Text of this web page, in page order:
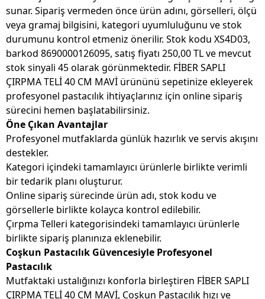
sunar. Sipariş vermeden önce ürün adını, görselleri, ölçü
veya gramaj bilgisini, kategori uyumluluğunu ve stok
durumunu kontrol etmeniz önerilir. Stok kodu XS4D03,
barkod 8690000126095, satış fiyatı 250,00 TL ve mevcut
stok sinyali 45 olarak görünmektedir. FİBER SAPLI
ÇIRPMA TELİ 40 CM MAVİ ürününü sepetinize ekleyerek
profesyonel pastacılık ihtiyaçlarınız için online sipariş
sürecini hemen başlatabilirsiniz.
Öne Çıkan Avantajlar
Profesyonel mutfaklarda günlük hazırlık ve servis akışını
destekler.
Kategori içindeki tamamlayıcı ürünlerle birlikte verimli
bir tedarik planı oluşturur.
Online sipariş sürecinde ürün adı, stok kodu ve
görsellerle birlikte kolayca kontrol edilebilir.
Çırpma Telleri kategorisindeki tamamlayıcı ürünlerle
birlikte sipariş planınıza eklenebilir.
Coşkun Pastacılık Güvencesiyle Profesyonel
Pastacılık
Mutfaktaki ustalığınızı konforla birleştiren FİBER SAPLI
ÇIRPMA TELİ 40 CM MAVİ, Coşkun Pastacılık hızı ve